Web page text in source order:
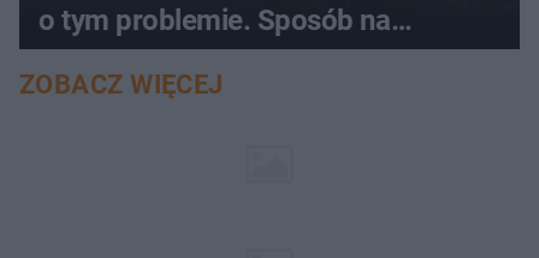
o tym problemie. Sposób na
pociemniałą biżuterię
ZOBACZ WIĘCEJ